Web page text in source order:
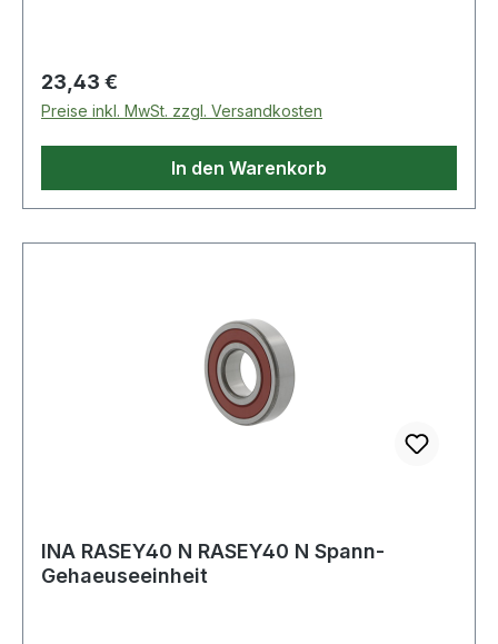
Regulärer Preis:
23,43 €
Preise inkl. MwSt. zzgl. Versandkosten
In den Warenkorb
INA RASEY40 N RASEY40 N Spann-
Gehaeuseeinheit